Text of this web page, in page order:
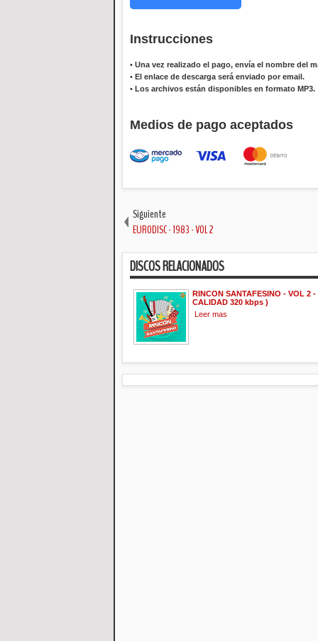
Instrucciones
• Una vez realizado el pago, envía el nombre del
• El enlace de descarga será enviado por email.
• Los archivos están disponibles en formato MP3.
Medios de pago aceptados
Siguiente
EURODISC - 1983 - VOL 2
DISCOS RELACIONADOS
RINCON SANTAFESINO - VOL 2 -
CALIDAD 320 kbps )
Leer mas